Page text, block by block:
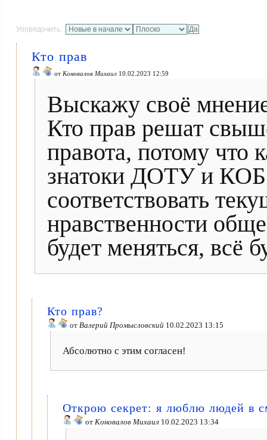
Упорядочить:
Кто прав
от Коновалов Михаил 10.02.2023 12:59
Выскажу своё
Кто прав решат
правота, потому что
знатоки ДОТУ и
соответствовать
нравственности
будет меняться, всё
Кто прав?
от Валерий Промысловский 10.02.2023 13:15
Абсолютно с этим согласен!
Открою секрет: я люблю людей в
от Коновалов Михаил 10.02.2023 13:34